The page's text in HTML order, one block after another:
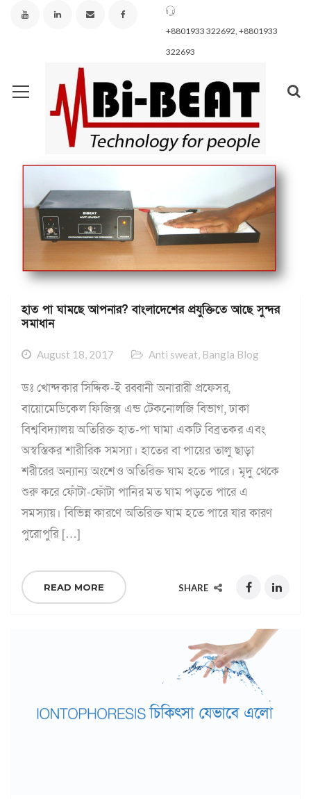
+8801933 322692, +8801933
322693
হাত পা ঘামছে আপনার? বাংলাদেশের প্রযুক্তিতে আছে সুন্দর
সমাধান
August 18, 2017 Anti sweat, Bangla Blog
ডঃ খোন্দকার সিদ্দিক-ই রব্বানী অনারারী প্রফেসর,
বায়োমেডিকেল ফিজিক্স এন্ড টেকনোলজি বিভাগ, ঢাকা
বিশ্ববিদ্যালয় অতিরিক্ত হাত-পা ঘামা একটি বিব্রতকর এবং
অস্বস্তিকর শারীরিক সমস্যা। হাতের বা পায়ের তালু ছাড়া
শরীরের অন্যান্য অংশেও অতিরিক্ত ঘাম হতে পারে। মৃদু থেকে
শুরু করে ফোঁটা-ফোঁটা পানির মত ঘাম পড়তে পারে এ
সমস্যায়। বিভিন্ন কারণে অতিরিক্ত ঘাম হতে পারে যার কারণ
পুরোপুরি […]
READ MORE SHARE